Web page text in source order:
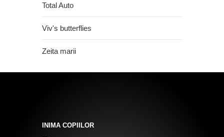
Total Auto
Viv's butterflies
Zeita marii
INIMA COPIILOR